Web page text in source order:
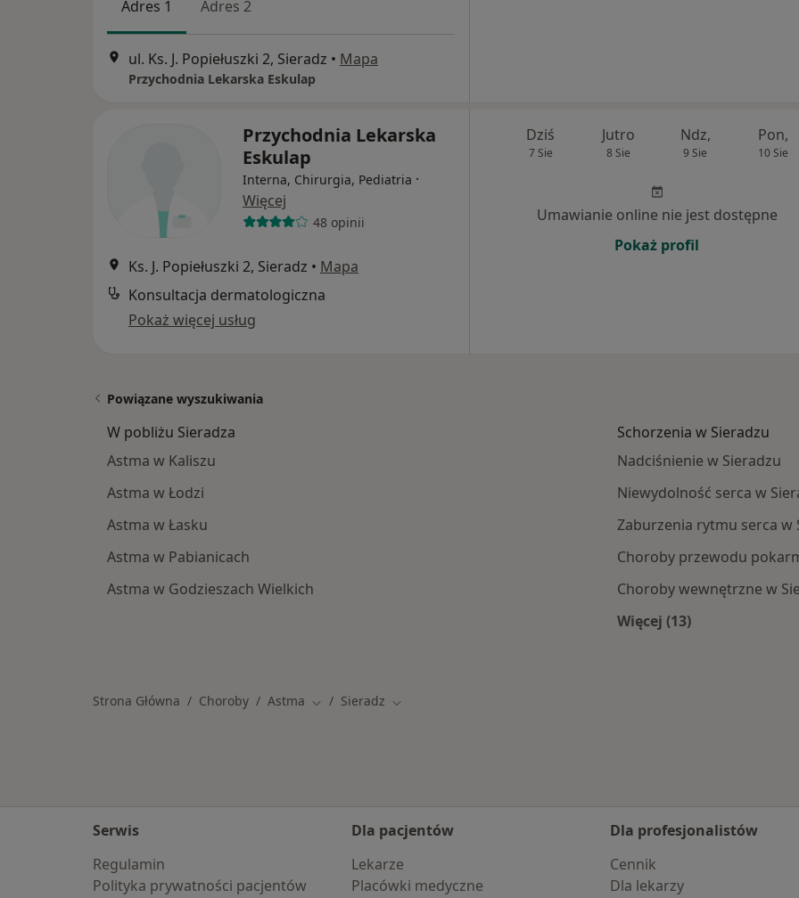
Adres 1 Adres 2
ul. Ks. J. Popiełuszki 2, Sieradz • Mapa
Przychodnia Lekarska Eskulap
Przychodnia Lekarska
Eskulap
Interna, Chirurgia, Pediatria ·
Więcej
48 opinii
Ks. J. Popiełuszki 2, Sieradz • Mapa
Konsultacja dermatologiczna
Pokaż więcej usług
Dziś
7 Sie
Jutro
8 Sie
Ndz,
9 Sie
Pon,
10 Sie
Umawianie online nie jest dostępne
Pokaż profil
Powiązane wyszukiwania
W pobliżu Sieradza
Astma w Kaliszu
Astma w Łodzi
Astma w Łasku
Astma w Pabianicach
Astma w Godzieszach Wielkich
Schorzenia w Sieradzu
Nadciśnienie w Sieradzu
Niewydolność serca w
Zaburzenia rytmu serca w
Choroby przewodu
Choroby wewnętrzne w
Więcej (13)
Strona Główna Choroby Astma Zmień miasto
Sieradz Zmień miasto
Serwis
Regulamin
Polityka prywatności pacjentów
Dla pacjentów
Lekarze
Placówki medyczne
Dla profesjonalistów
Cennik
Dla lekarzy